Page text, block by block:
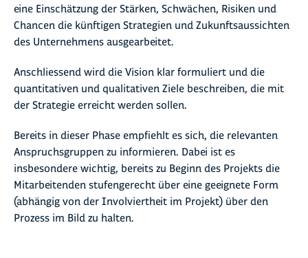
eine Einschätzung der Stärken, Schwächen, Risiken und
Chancen die künftigen Strategien und Zukunftsaussichten
des Unternehmens ausgearbeitet.
Anschliessend wird die Vision klar formuliert und die
quantitativen und qualitativen Ziele beschreiben, die mit
der Strategie erreicht werden sollen.
Bereits in dieser Phase empfiehlt es sich, die relevanten
Anspruchsgruppen zu informieren. Dabei ist es
insbesondere wichtig, bereits zu Beginn des Projekts die
Mitarbeitenden stufengerecht über eine geeignete Form
(abhängig von der Involviertheit im Projekt) über den
Prozess im Bild zu halten.